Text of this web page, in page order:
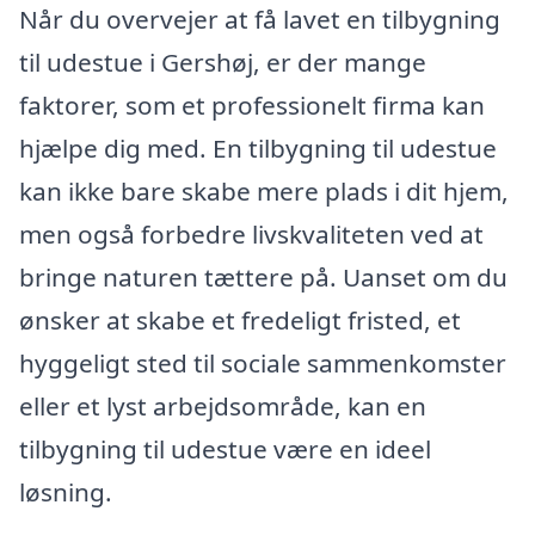
Når du overvejer at få lavet en tilbygning
til udestue i Gershøj, er der mange
faktorer, som et professionelt firma kan
hjælpe dig med. En tilbygning til udestue
kan ikke bare skabe mere plads i dit hjem,
men også forbedre livskvaliteten ved at
bringe naturen tættere på. Uanset om du
ønsker at skabe et fredeligt fristed, et
hyggeligt sted til sociale sammenkomster
eller et lyst arbejdsområde, kan en
tilbygning til udestue være en ideel
løsning.